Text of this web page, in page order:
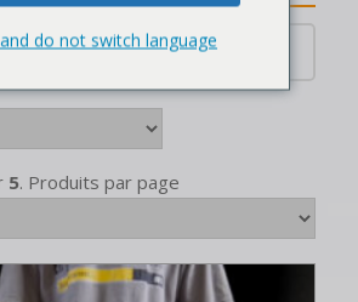
5. Produits par page
do not switch language